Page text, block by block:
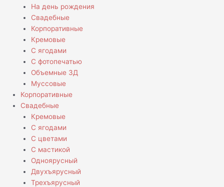
На день рождения
Свадебные
Корпоративные
Кремовые
С ягодами
С фотопечатью
Объемные 3Д
Муссовые
Корпоративные
Свадебные
Кремовые
С ягодами
С цветами
С мастикой
Одноярусный
Двухъярусный
Трехъярусный